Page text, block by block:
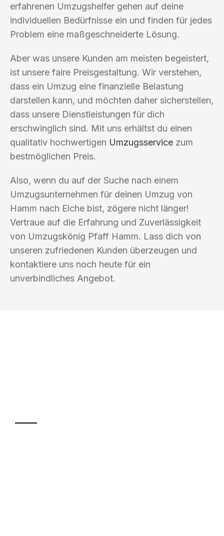
erfahrenen Umzugshelfer gehen auf deine
individuellen Bedürfnisse ein und finden für jedes
Problem eine maßgeschneiderte Lösung.
Aber was unsere Kunden am meisten begeistert,
ist unsere faire Preisgestaltung. Wir verstehen,
dass ein Umzug eine finanzielle Belastung
darstellen kann, und möchten daher sicherstellen,
dass unsere Dienstleistungen für dich
erschwinglich sind. Mit uns erhältst du einen
qualitativ hochwertigen Umzugsservice zum
bestmöglichen Preis.
Also, wenn du auf der Suche nach einem
Umzugsunternehmen für deinen Umzug von
Hamm nach Elche bist, zögere nicht länger!
Vertraue auf die Erfahrung und Zuverlässigkeit
von Umzugskönig Pfaff Hamm. Lass dich von
unseren zufriedenen Kunden überzeugen und
kontaktiere uns noch heute für ein
unverbindliches Angebot.